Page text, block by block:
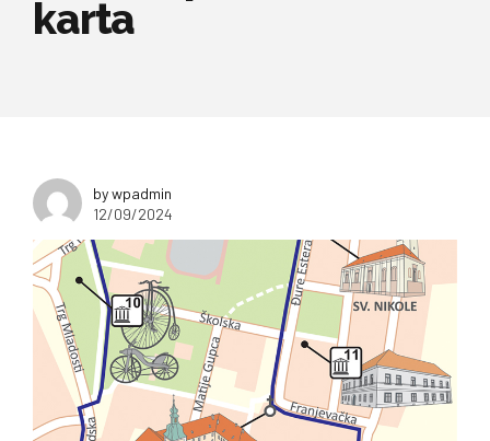
karta
by wpadmin
12/09/2024